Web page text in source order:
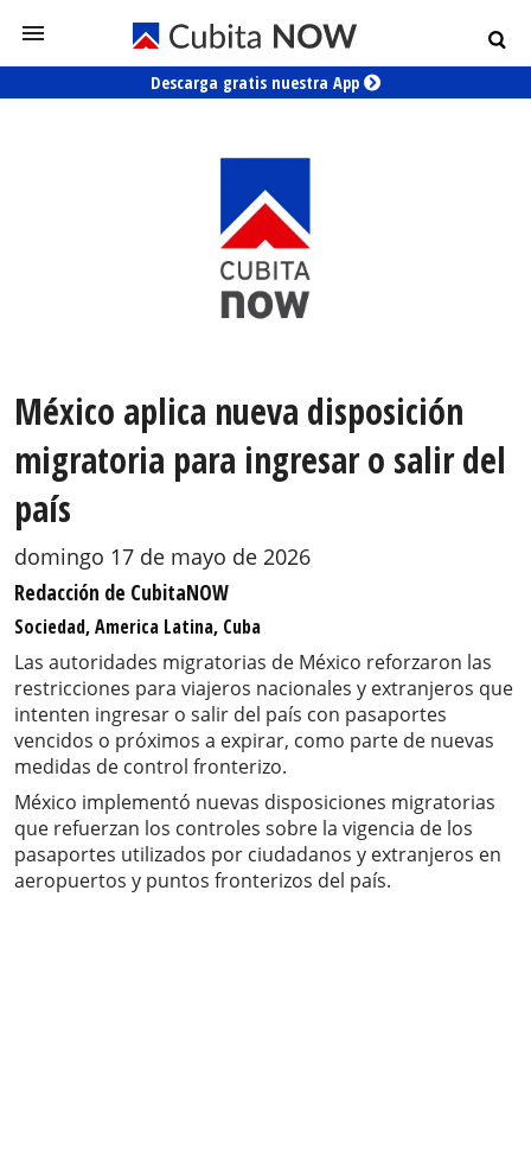
Descarga gratis nuestra App
México aplica nueva disposición
migratoria para ingresar o salir del
país
domingo 17 de mayo de 2026
Redacción de CubitaNOW
Sociedad, America Latina, Cuba
Las autoridades migratorias de México reforzaron las
restricciones para viajeros nacionales y extranjeros que
intenten ingresar o salir del país con pasaportes
vencidos o próximos a expirar, como parte de nuevas
medidas de control fronterizo.
México implementó nuevas disposiciones migratorias
que refuerzan los controles sobre la vigencia de los
pasaportes utilizados por ciudadanos y extranjeros en
aeropuertos y puntos fronterizos del país.